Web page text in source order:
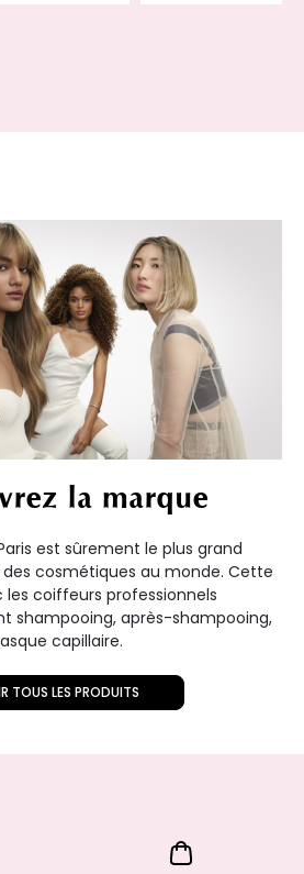
la marque
est sûrement le plus grand
cosmétiques au monde. Cette
coiffeurs professionnels
shampooing, après-shampooing,
capillaire.
TOUS LES PRODUITS